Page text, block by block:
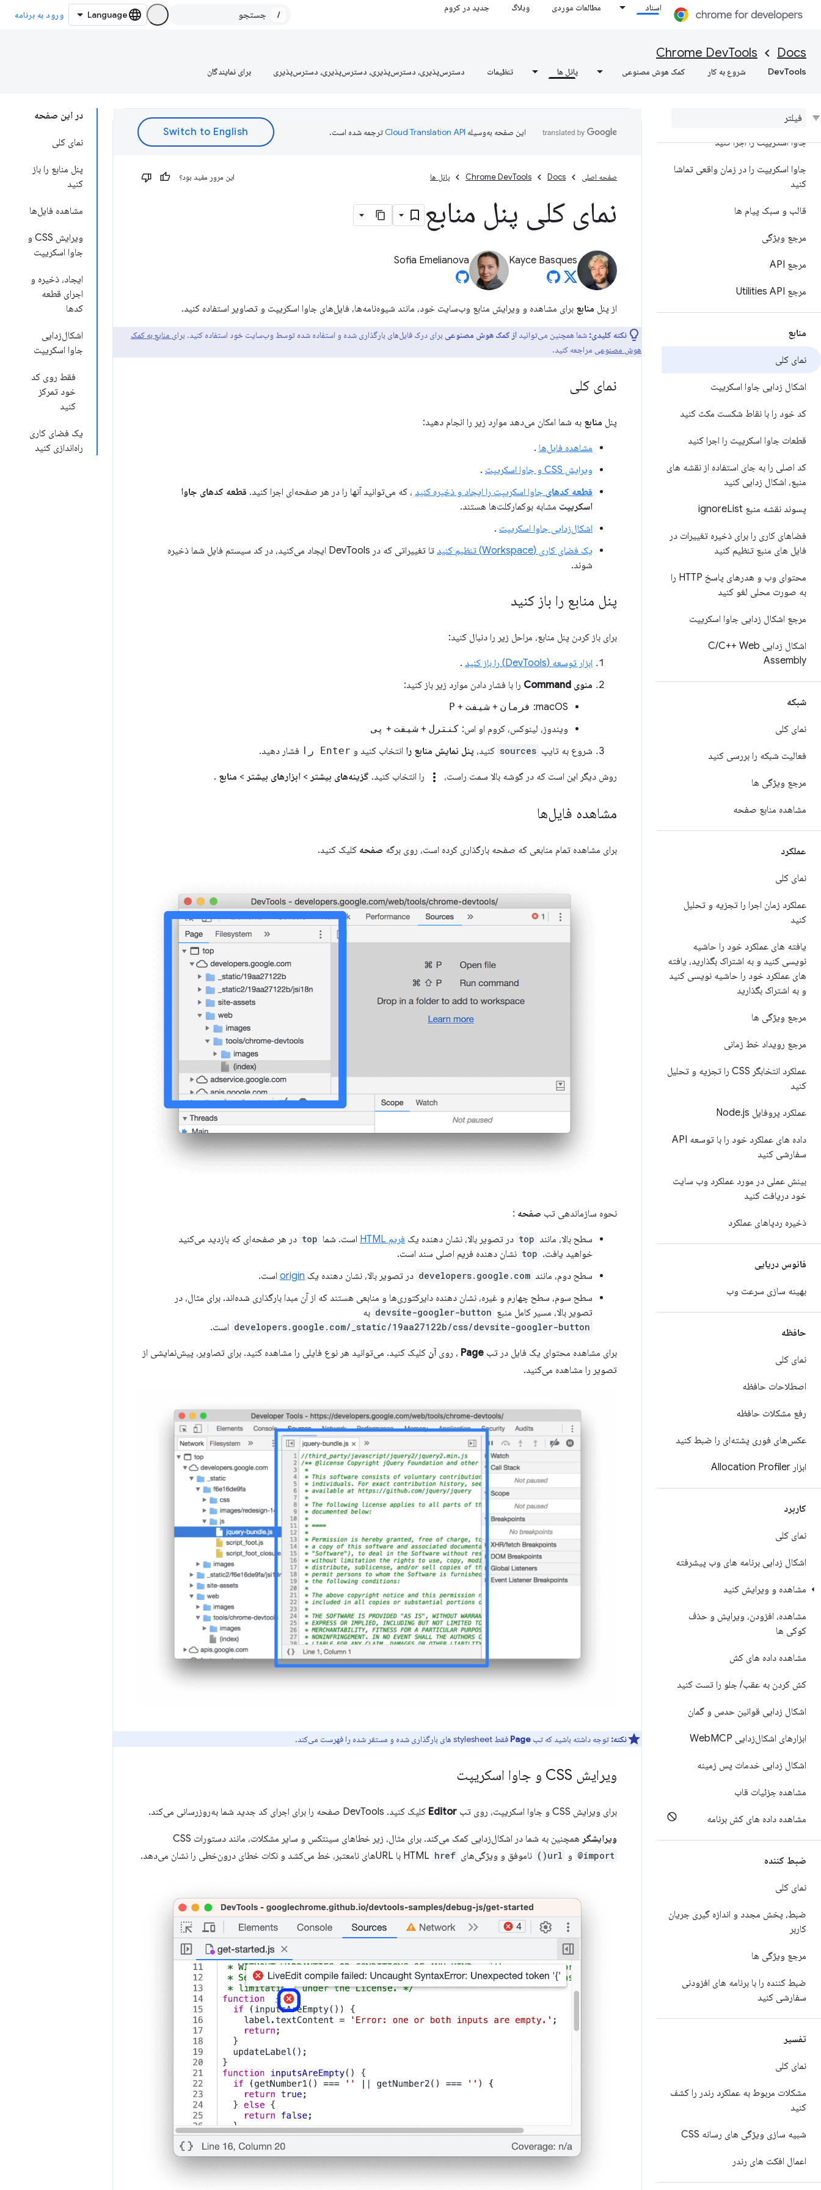
اسناد مطالعات موردی وبلاگ جدید در کروم
/ ورود به برنامه
Docs
Chrome DevTools
DevTools شروع به کار کمک هوش مصنوعی پانل ها تنظیمات دسترس‌پذیری، دسترس‌پذیری، دسترس‌پذیری، دسترس‌پذیری برای نمایندگان
نمای کلی
درک خطاها و هشدارها با اطلاعات
بینش کنسول، درک خطاها و هشدارها با
اطلاعات بینش کنسول، درک خطاها و
ثبت پیام ها
جاوا اسکریپت را اجرا کنید
جاوا اسکریپت را در زمان واقعی تماشا
کنید
قالب و سبک پیام ها
مرجع ویژگی
مرجع API
مرجع Utilities API
منابع
نمای کلی
اشکال زدایی جاوا اسکریپت
کد خود را با نقاط شکست مکث کنید
قطعات جاوا اسکریپت را اجرا کنید
کد اصلی را به جای استفاده از نقشه های
منبع، اشکال زدایی کنید
پسوند نقشه منبع ignore List
فضاهای کاری را برای ذخیره تغییرات در
فایل های منبع تنظیم کنید
محتوای وب و هدرهای پاسخ HTTP را
به صورت محلی لغو کنید
مرجع اشکال زدایی جاوا اسکریپت
اشکال زدایی C /C++ Web
Assembly
شبکه
نمای کلی
فعالیت شبکه را بررسی کنید
مرجع ویژگی ها
مشاهده منابع صفحه
عملکرد
نمای کلی
عملکرد زمان اجرا را تجزیه و تحلیل
کنید
یافته های عملکرد خود را حاشیه
نویسی کنید و به اشتراک بگذارید، یافته
های عملکرد خود را حاشیه نویسی کنید
و به اشتراک بگذارید
مرجع ویژگی ها
مرجع رویداد خط زمانی
عملکرد انتخابگر CSS را تجزیه و تحلیل
کنید
عملکرد پروفایل Node .js
داده های عملکرد خود را با توسعه API
سفارشی کنید
بینش عملی در مورد عملکرد وب سایت
خود دریافت کنید
ذخیره ردپاهای عملکرد
فانوس دریایی
بهینه سازی سرعت وب
حافظه
نمای کلی
اصطلاحات حافظه
رفع مشکلات حافظه
عکس‌های فوری پشته‌ای را ضبط کنید
ابزار Allocation Profiler
کاربرد
نمای کلی
اشکال زدایی برنامه های وب پیشرفته
مشاهده و ویرایش کنید
مشاهده، افزودن، ویرایش و حذف
کوکی ها
مشاهده داده های کش
کش کردن به عقب/ جلو را تست کنید
اشکال زدایی قوانین حدس و گمان
ابزارهای اشکال‌زدایی Web MCP
اشکال زدایی خدمات پس زمینه
مشاهده جزئیات قاب
مشاهده داده های کش برنامه
ضبط کننده
نمای کلی
ضبط، پخش مجدد و اندازه گیری جریان
کاربر
مرجع ویژگی ها
ضبط کننده را با برنامه های افزودنی
سفارشی کنید
تفسیر
نمای کلی
مشکلات مربوط به عملکرد رندر را کشف
کنید
شبیه سازی ویژگی های رسانه CSS
اعمال افکت های رندر
در این صفحه
نمای کلی
پنل منابع را باز
کنید
مشاهده فایل‌ها
ویرایش CSS و
جاوا اسکریپت
ایجاد، ذخیره و
اجرای قطعه
کدها
اشکال‌زدایی
جاوا اسکریپت
فقط روی کد
خود تمرکز
کنید
یک فضای کاری
راه‌اندازی کنید
این صفحه به‌وسیله ترجمه شده است.
صفحه اصلی Docs
Chrome DevTools پانل ها این مرور مفید بود؟
نمای کلی پنل منابع
Kayce Basques
Sofia Emelianova
از پنل منابع برای مشاهده و ویرایش منابع وب‌سایت خود، مانند شیوه‌نامه‌ها، فایل‌های جاوا اسکریپت و تصاویر استفاده کنید.
نکته کلیدی: شما همچنین می‌توانید از کمک هوش مصنوعی برای درک فایل‌های بارگذاری شده و استفاده شده توسط وب‌سایت خود استفاده کنید. برای منابع به کمک
هوش مصنوعی مراجعه کنید.
نمای کلی
پنل منابع به شما امکان می‌دهد موارد زیر را انجام دهید:
مشاهده فایل‌ها .
ویرایش CSS و جاوا اسکریپت
.
قطعه کدهای جاوا اسکریپت را ایجاد و ذخیره کنید ، که می‌توانید آنها را در هر صفحه‌ای اجرا کنید. قطعه کدهای جاوا
اسکریپت مشابه بوکمارکلت‌ها هستند.
اشکال‌زدایی جاوا اسکریپت .
یک فضای کاری (Workspace) تنظیم کنید
تا تغییراتی که در DevTools ایجاد می‌کنید، در کد سیستم فایل شما ذخیره
شوند.
پنل منابع را باز کنید
برای باز کردن پنل منابع، مراحل زیر را دنبال کنید:
ابزار توسعه (DevTools) را باز کنید
.
منوی Command
را با فشار دادن موارد زیر باز کنید:
macOS: فرمان + شیفت +
P
ویندوز، لینوکس، کروم او اس: کنترل + شیفت + پی
شروع به تایپ sources کنید، پنل نمایش منابع را انتخاب کنید و Enter را فشار دهید.
روش دیگر این است که در گوشه بالا سمت راست، more_vert را انتخاب کنید. گزینه‌های بیشتر > ابزارهای بیشتر > منابع .
مشاهده فایل‌ها
برای مشاهده تمام منابعی که صفحه بارگذاری کرده است، روی برگه صفحه کلیک کنید.
نحوه سازماندهی تب صفحه :
سطح بالا، مانند top در تصویر بالا، نشان دهنده یک فریم HTML است. شما top در هر صفحه‌ای که بازدید می‌کنید
خواهید یافت. top نشان دهنده فریم اصلی سند است.
سطح دوم، مانند developers.google.com در تصویر بالا، نشان دهنده یک origin است.
سطح سوم، سطح چهارم و غیره، نشان دهنده دایرکتوری‌ها و منابعی هستند که از آن مبدا بارگذاری شده‌اند. برای مثال، در
تصویر بالا، مسیر کامل منبع devsite-googler-button به
developers.google.com/_static/19aa27122b/css/devsite-googler-button است.
برای مشاهده محتوای یک فایل در تب Page ، روی آن کلیک کنید. می‌توانید هر نوع فایلی را مشاهده کنید. برای تصاویر، پیش‌نمایشی از
تصویر را مشاهده می‌کنید.
نکته: توجه داشته باشید که تب Page فقط stylesheet های بارگذاری شده و مستقر شده را فهرست می‌کند.
ویرایش CSS و جاوا اسکریپت
برای ویرایش CSS و جاوا اسکریپت، روی تب Editor کلیک کنید. DevTools صفحه را برای اجرای کد جدید شما به‌روزرسانی می‌کند.
ویرایشگر همچنین به شما در اشکال‌زدایی کمک می‌کند. برای مثال، زیر خطاهای سینتکس و سایر مشکلات، مانند دستورات CSS
@import و url() ناموفق و ویژگی‌های HTML href با URLهای نامعتبر، خط می‌کشد و نکات خطای درون‌خطی را نشان می‌دهد.